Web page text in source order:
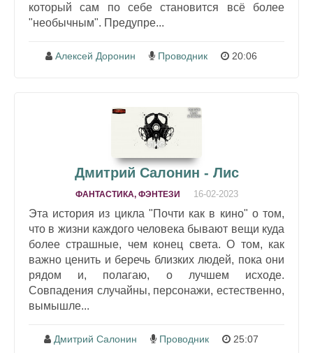
который сам по себе становится всё более
"необычным". Предупре...
Алексей Доронин Проводник 20:06
Дмитрий Салонин - Лис
ФАНТАСТИКА, ФЭНТЕЗИ 16-02-2023
Эта история из цикла "Почти как в кино" о том,
что в жизни каждого человека бывают вещи куда
более страшные, чем конец света. О том, как
важно ценить и беречь близких людей, пока они
рядом и, полагаю, о лучшем исходе.
Совпадения случайны, персонажи, естественно,
вымышле...
Дмитрий Салонин Проводник 25:07